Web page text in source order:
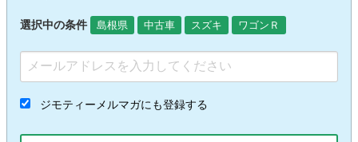
選択中の条件 島根県 中古車 スズキ ワゴンＲ
ジモティーメルマガにも登録する